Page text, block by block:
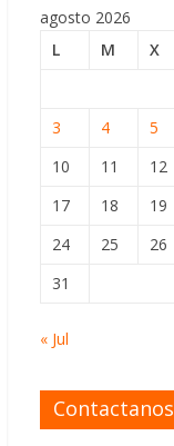
agosto 2026
L
M X
3
4 5
10
11 12
17
18 19
24
25 26
31
« Jul
Contactanos